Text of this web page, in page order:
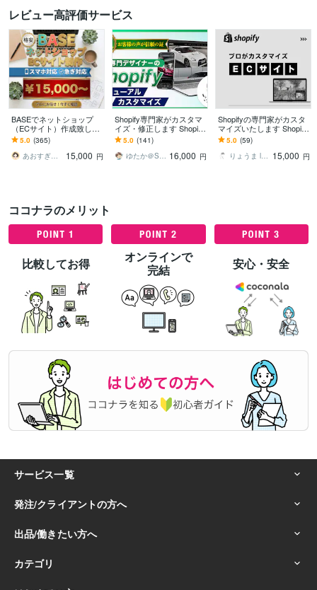
レビュー高評価サービス
BASEでネットショップ
（ECサイト）作成致しま
す 格安でBASEを制作代行
致します！リニューアル
もOK！
5.0 (365)
あおすぎ＠丁寧に取り組みます
15,000 円
Shopify専門家がカスタマ
イズ・修正します Shopify
専門デザイナーがユーザ
ー目線に配慮し対応しま
す
5.0 (141)
ゆたか＠Shopify専門家・EC制作 16,000 円
Shopifyの専門家がカスタ
マイズいたします Shopify
でお困りのことについて
改善策をご提案致します
5.0 (59)
りょうま l Shopifyエンジニア 15,000 円
ココナラのメリット
比較してお得
オンラインで
完結
安心・安全